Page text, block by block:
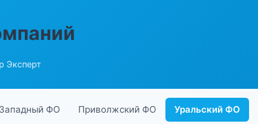
Эксперт
ФО Приволжский ФО Уральский ФО